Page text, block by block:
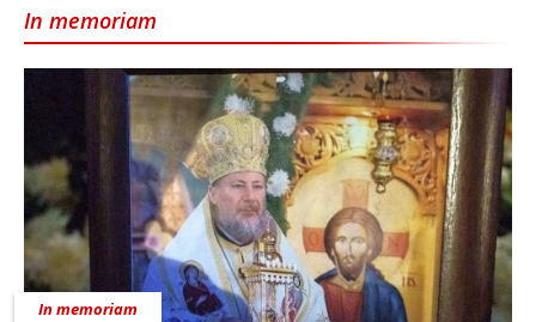
In memoriam
In memoriam